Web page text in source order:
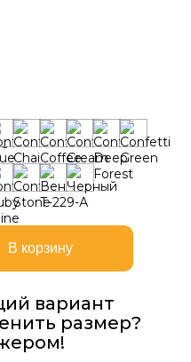
В корзину
вариант
размер?